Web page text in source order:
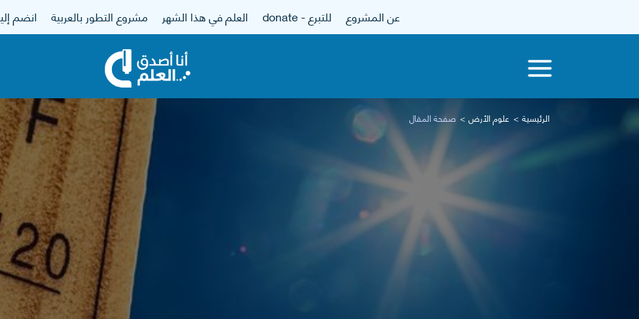
عن المشروع للتبرع - donate العلم في هذا الشهر مشروع التطور بالعربية انضم
الرئيسية علوم الأرض صفحة المقال